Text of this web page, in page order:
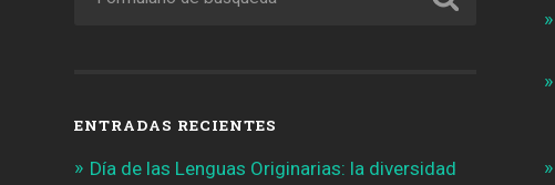
ENTRADAS RECIENTES
Día de las Lenguas Originarias: la diversidad